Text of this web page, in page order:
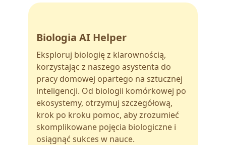
Biologia AI Helper
Eksploruj biologię z klarownością,
korzystając z naszego asystenta do
pracy domowej opartego na sztucznej
inteligencji. Od biologii komórkowej po
ekosystemy, otrzymuj szczegółową,
krok po kroku pomoc, aby zrozumieć
skomplikowane pojęcia biologiczne i
osiągnąć sukces w nauce.